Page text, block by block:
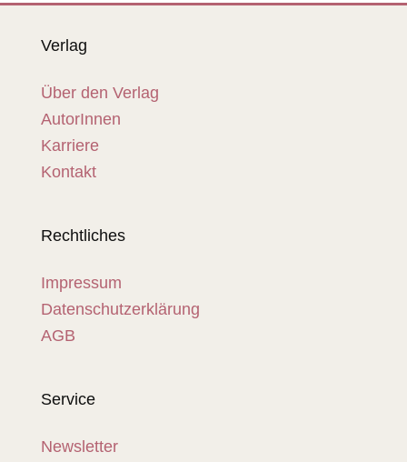
Verlag
Über den Verlag
AutorInnen
Karriere
Kontakt
Rechtliches
Impressum
Datenschutzerklärung
AGB
Service
Newsletter